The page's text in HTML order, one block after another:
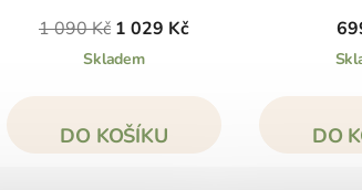
1 090 Kč 1 029 Kč
Skladem
DO KOŠÍKU DO